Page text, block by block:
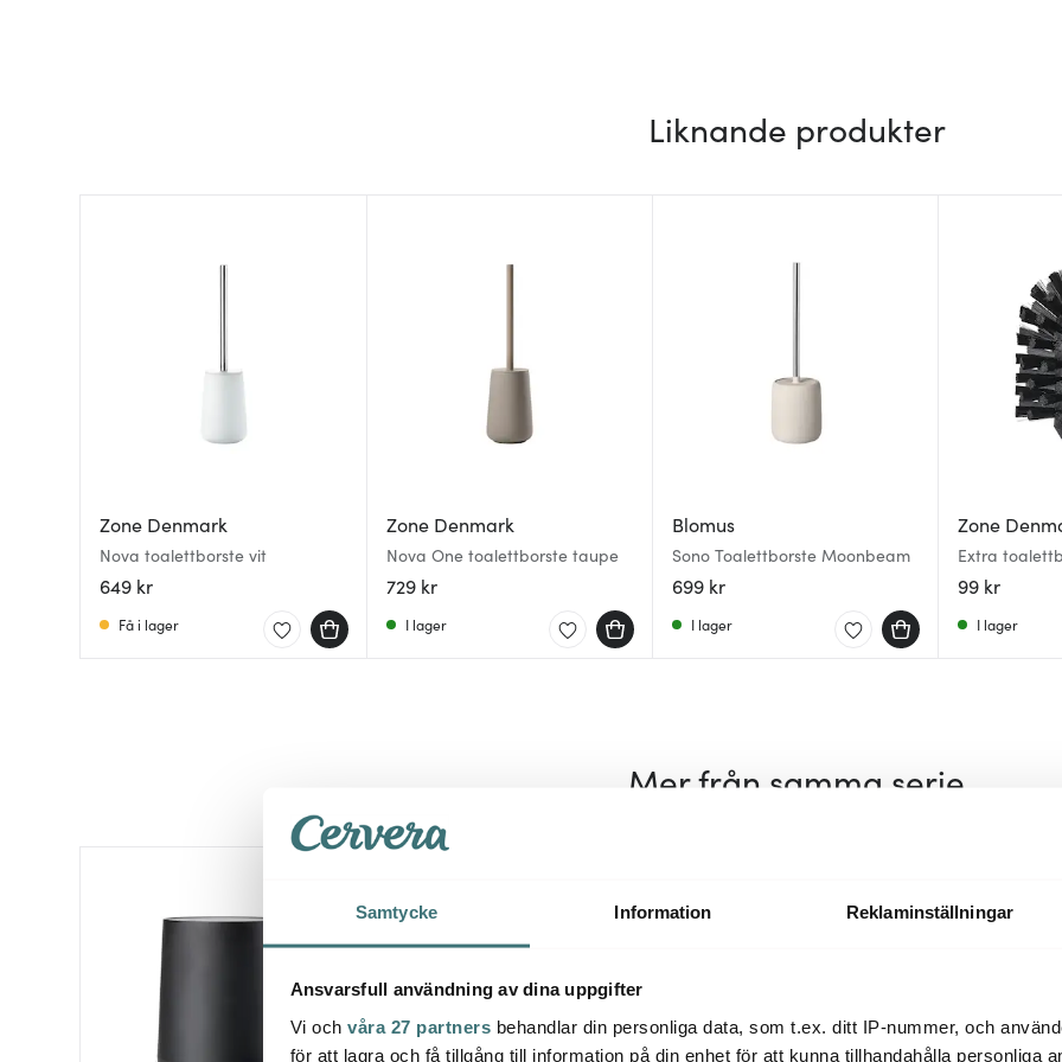
Samtycke Information Reklaminställningar
Ansvarsfull användning av dina uppgifter
Vi och våra 27 partners behandlar din personliga data, som t.ex. ditt IP-nummer, och
för att lagra och få tillgång till information på din enhet för att kunna tillhandahålla personliga
Liknande produkter
Zone Denmark
Nova toalettborste vit
649 kr
Få i lager
Zone Denmark
Nova One toalettborste taupe
729 kr
I lager
Blomus
Sono Toalettborste Moonbeam
699 kr
I lager
Zone
Extra
99 kr
I lager
Mer från samma serie